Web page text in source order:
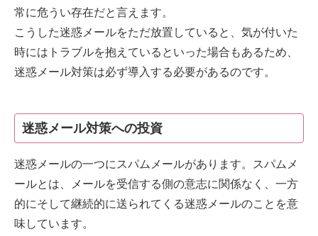
常に危うい存在だと言えます。
こうした迷惑メールをただ放置していると、気が付いた
時にはトラブルを抱えているといった場合もあるため、
迷惑メール対策は必ず導入する必要があるのです。
迷惑メール対策への投資
迷惑メールの一つにスパムメールがあります。スパムメ
ールとは、メールを受信する側の意志に関係なく、一方
的にそして継続的に送られてくる迷惑メールのことを意
味しています。